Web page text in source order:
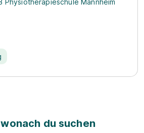
Physiotherapieschule Mannheim
du suchen